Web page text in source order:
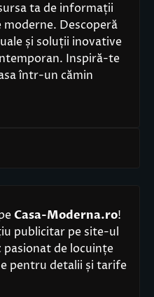
ta de informații
Descoperă
și soluții inovative
Inspiră-te
într-un cămin
Casa-Moderna.ro!
publicitar pe site-ul
de locuințe
pentru detalii și tarife